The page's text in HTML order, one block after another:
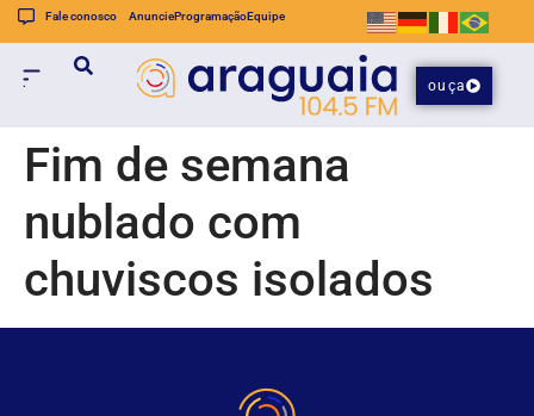
Fale conosco AnuncieProgramaçãoEquipe
ouça
Fim de semana
nublado com
chuviscos isolados